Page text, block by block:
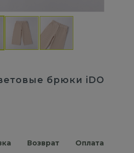
брюки iDO
Возврат Оплата